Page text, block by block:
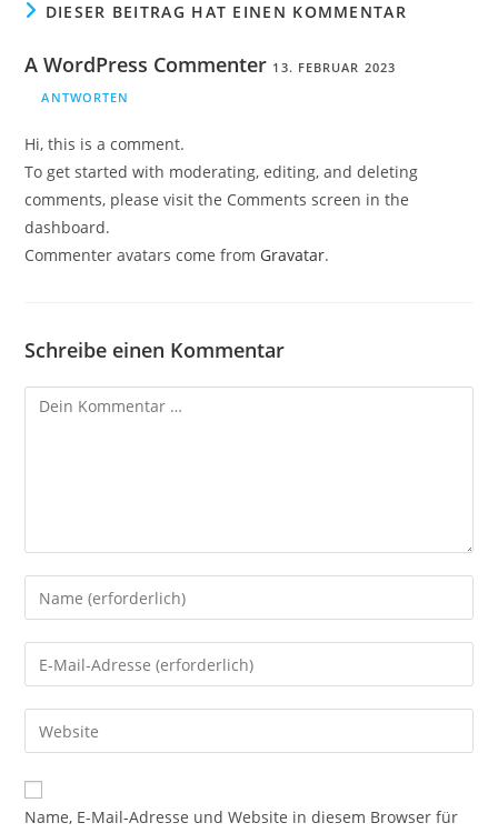
DIESER BEITRAG HAT EINEN KOMMENTAR
A WordPress Commenter 13. FEBRUAR 2023
ANTWORTEN
Hi, this is a comment.
To get started with moderating, editing, and deleting
comments, please visit the Comments screen in the
dashboard.
Commenter avatars come from Gravatar.
Schreibe einen Kommentar
Kommentar
Gib
deinen
Namen
oder
zum
Kommentieren
ein
Gib
deine
E-
Mail-
zum
Kommentieren
Gib
deine
Website-
URL
Name, E-Mail-Adresse und Website in diesem Browser für